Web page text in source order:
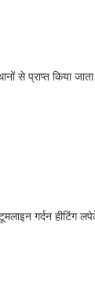
से प्राप्त किया